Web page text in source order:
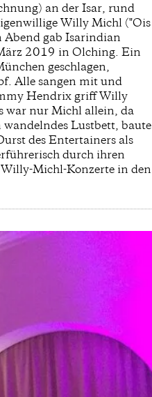
an der Isar, rund
Willy Michl ("Ois
Abend gab Isarindian
2019 in Olching. Ein
geschlagen,
Alle sangen mit und
Hendrix griff Willy
war nur Michl allein, da
wandelndes Lustbett, baute
des Entertainers als
durch ihren
Michl-Konzerte in den